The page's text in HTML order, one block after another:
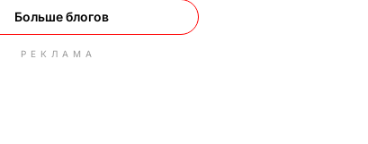
Больше блогов
РЕКЛАМА